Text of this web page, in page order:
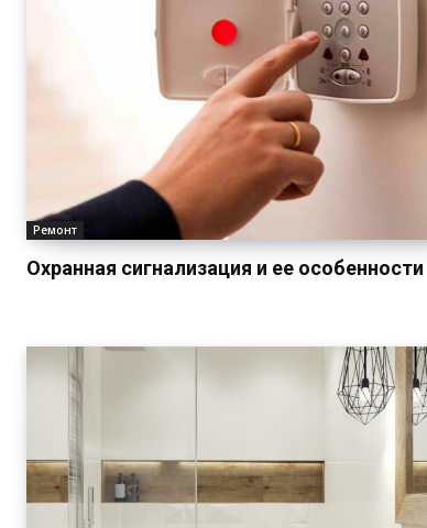
Ремонт
Охранная сигнализация и ее особенности